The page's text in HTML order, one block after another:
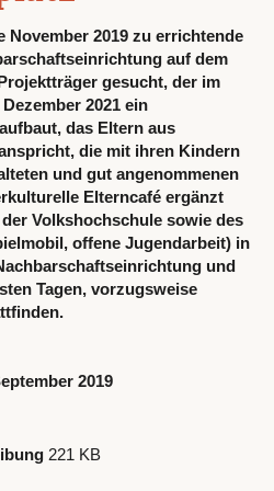
November 2019 zu errichtende
auf dem
gesucht, der im
2021 ein
das Eltern aus
die mit ihren Kindern
und gut angenommenen
Elterncafé ergänzt
Volkshochschule sowie des
offene Jugendarbeit) in
und
Tagen, vorzugsweise
2019
221 KB